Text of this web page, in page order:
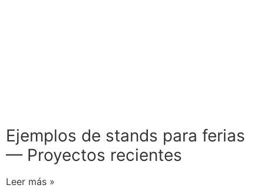
Ejemplos de stands para ferias
— Proyectos recientes
Leer más »